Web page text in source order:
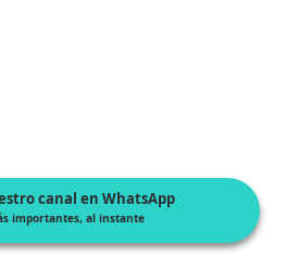
canal en WhatsApp
importantes, al instante